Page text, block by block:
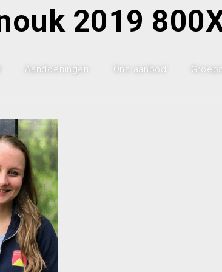
Aandoeningen Ons aanbod
2019